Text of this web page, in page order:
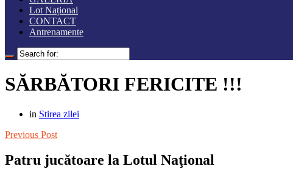
Lot Național
CONTACT
Antrenamente
SĂRBĂTORI FERICITE !!!
in Stirea zilei
Previous Post
Patru jucătoare la Lotul Naţional